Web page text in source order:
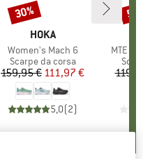
MARCHIO
HOKA
Articolo
Women's Mach 6
Gruppo di prodotti
Scarpe da corsa
Prezzo
159,95 € Prezzo ridotto
111,97 €
5,0(2)
Sconto
30%
Articolo
MTE